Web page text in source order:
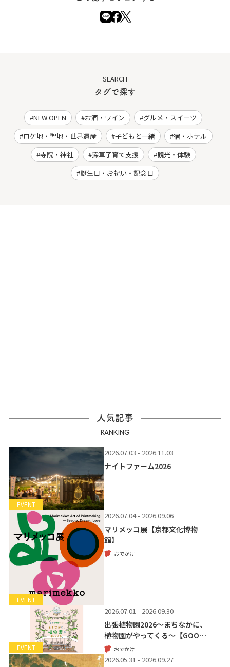
SEARCH
タグで探す
NEW OPEN お酒・ワイン
グルメ・スイーツ
ロケ地・聖地・世界遺産
子どもと一緒
宿・ホテル
寺院・神社
深草子育て支援
観光・体験
誕生日・お祝い・記念日
人気記事
RANKING
EVENT
2026.07.03 - 2026.11.03
ナイトファーム2026
EVENT
2026.07.04 - 2026.09.06
マリメッコ展【京都文化博物
館】
おでかけ
EVENT
2026.07.01 - 2026.09.30
出張植物園2026～まちなかに、
植物園がやってくる～【GOO…
おでかけ
2026.05.31 - 2026.09.27